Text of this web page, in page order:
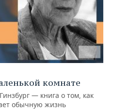
комнате
— книга о том, как
обычную жизнь